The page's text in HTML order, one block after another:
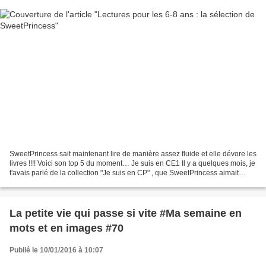
SweetPrincess sait maintenant lire de manière assez fluide et elle dévore les
livres !!!! Voici son top 5 du moment… Je suis en CE1 Il y a quelques mois, je
t'avais parlé de la collection "Je suis en CP" , que SweetPrincess aimait
La petite vie qui passe si vite #Ma semaine en
mots et en images #70
Publié le 10/01/2016 à 10:07